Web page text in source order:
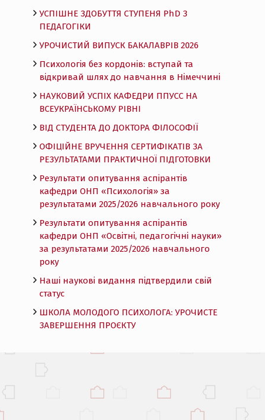
УСПІШНЕ ЗДОБУТТЯ СТУПЕНЯ PhD З
ПЕДАГОГІКИ
УРОЧИСТИЙ ВИПУСК БАКАЛАВРІВ 2026
Психологія без кордонів: вступай та
відкривай шлях до навчання в Німеччині
НАУКОВИЙ УСПІХ КАФЕДРИ ППУСС НА
ВСЕУКРАЇНСЬКОМУ РІВНІ
ВІД СТУДЕНТА ДО ДОКТОРА ФІЛОСОФІЇ
ОФІЦІЙНЕ ВРУЧЕННЯ СЕРТИФІКАТІВ ЗА
РЕЗУЛЬТАТАМИ ПРАКТИЧНОЇ ПІДГОТОВКИ
Результати опитування аспірантів
кафедри ОНП «Психологія» за
результатами 2025/2026 навчального року
Результати опитування аспірантів
кафедри ОНП «Освітні, педагогічні науки»
за результатами 2025/2026 навчального
року
Наші наукові видання підтвердили свій
статус
ШКОЛА МОЛОДОГО ПСИХОЛОГА: УРОЧИСТЕ
ЗАВЕРШЕННЯ ПРОЄКТУ